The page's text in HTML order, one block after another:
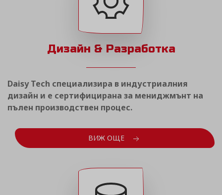
Дизайн & Разработка
Daisy Tech специализира в индустриалния
дизайн и е сертифицирана за мениджмънт на
пълен производствен процес.
ВИЖ ОЩЕ